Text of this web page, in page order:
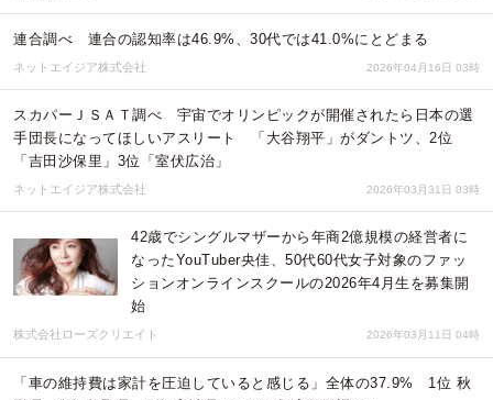
連合調べ 連合の認知率は46.9%、30代では41.0%にとどまる
ネットエイジア株式会社 2026年04月16日 03時
スカパーＪＳＡＴ調べ 宇宙でオリンピックが開催されたら日本の選
手団長になってほしいアスリート 「大谷翔平」がダントツ、2位
「吉田沙保里」3位「室伏広治」
ネットエイジア株式会社 2026年03月31日 03時
42歳でシングルマザーから年商2億規模の経営者に
なったYouTuber央佳、50代60代女子対象のファッ
ションオンラインスクールの2026年4月生を募集開
始
株式会社ローズクリエイト 2026年03月11日 04時
「車の維持費は家計を圧迫していると感じる」全体の37.9% 1位 秋